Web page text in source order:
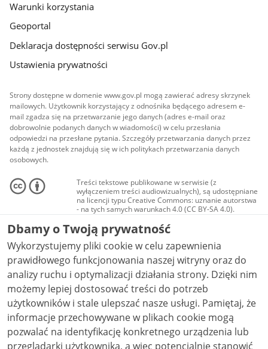
Warunki korzystania
Geoportal
Deklaracja dostępności serwisu Gov.pl
Ustawienia prywatności
Strony dostępne w domenie www.gov.pl mogą zawierać adresy skrzynek
mailowych. Użytkownik korzystający z odnośnika będącego adresem e-
mail zgadza się na przetwarzanie jego danych (adres e-mail oraz
dobrowolnie podanych danych w wiadomości) w celu przesłania
odpowiedzi na przesłane pytania. Szczegóły przetwarzania danych przez
każdą z jednostek znajdują się w ich politykach przetwarzania danych
osobowych.
Treści tekstowe publikowane w serwisie (z
wyłączeniem treści audiowizualnych), są udostępniane
na licencji typu Creative Commons: uznanie autorstwa
- na tych samych warunkach 4.0 (CC BY-SA 4.0).
Materiały audiowizualne, w tym zdjęcia, materiały
audio i wideo, są udostępniane na licencji typu
Creative Commons: uznanie autorstwa użycie
niekomercyjne - bez utworów zależnych 4.0 (CC BY-
NC-ND 4.0), o ile nie jest to stwierdzone inaczej.
Dbamy o Twoją prywatność
Wykorzystujemy pliki cookie w celu zapewnienia
prawidłowego funkcjonowania naszej witryny oraz do
analizy ruchu i optymalizacji działania strony. Dzięki nim
możemy lepiej dostosować treści do potrzeb
użytkowników i stale ulepszać nasze usługi. Pamiętaj, że
informacje przechowywane w plikach cookie mogą
pozwalać na identyfikację konkretnego urządzenia lub
przeglądarki użytkownika, a więc potencjalnie stanowić